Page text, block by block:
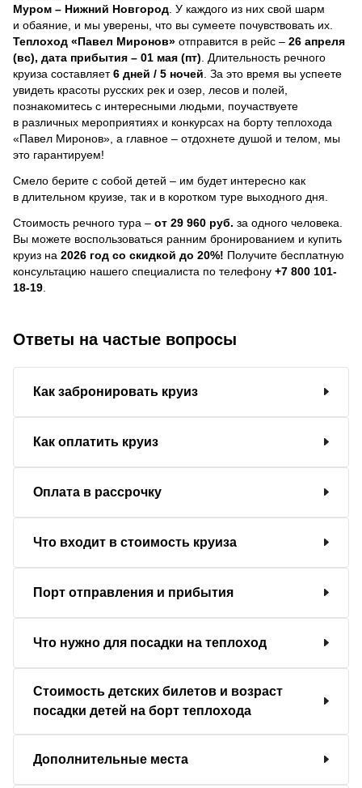
Муром – Нижний Новгород . У каждого из них свой шарм
и обаяние, и мы уверены, что вы сумеете почувствовать их.
Теплоход «Павел Миронов» отправится в рейс – 26 апреля
(вс), дата прибытия – 01 мая (пт) . Длительность речного
круиза составляет6 дней / 5 ночей За это время вы успеете
увидеть красоты русских рек и озер, лесов и полей,
познакомитесь с интересными людьми, поучаствуете
в различных мероприятиях и конкурсах на борту теплохода
«Павел Миронов», а главное – отдохнете душой и телом, мы
это гарантируем!
Смело берите с собой детей – им будет интересно как
в длительном круизе, так и в коротком туре выходного дня.
Стоимость речного тура – от 29 960 руб. за одного человека.
Вы можете воспользоваться ранним бронированием и купить
круиз на 2026 год со скидкой до 20%! Получите бесплатную
консультацию нашего специалиста по телефону +7 800 101-
18-19
Ответы на частые вопросы
Как забронировать круиз
Как оплатить круиз
Оплата в рассрочку
Что входит в стоимость круиза
Порт отправления и прибытия
Что нужно для посадки на теплоход
Стоимость детских билетов и возраст
посадки детей на борт теплохода
Дополнительные места